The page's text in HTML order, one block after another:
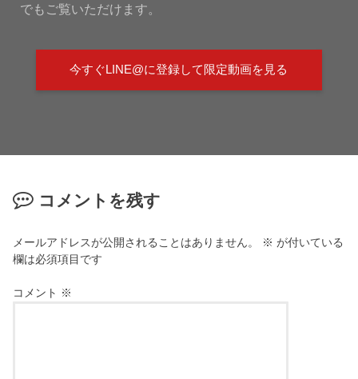
でもご覧いただけます。
今すぐLINE@に登録して限定動画を見る
コメントを残す
メールアドレスが公開されることはありません。 ※ が付いている
欄は必須項目です
コメント ※